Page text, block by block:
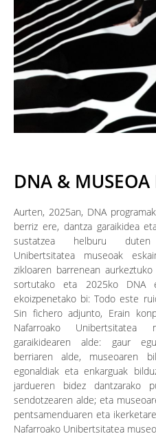
DNA &
Aurten, 2025an, DNA
berriz ere, dantza garaikidea
sustatzea helburu duten
Unibertsitatea museoak
zikloaren barrenean
sortutako eta 2025ko DNA
ekoizpenetako bi: Todo este
Sin fichero adjunto, Erain
Nafarroako Unibertsitatea
garaikidearen alde: gaur
berriaren alde, museoaren
egonaldiak eta enkarguak
jardueren bidez dantzarako
sendotzearen alde; eta
pentsamenduaren eta
Nafarroako Unibertsitatea